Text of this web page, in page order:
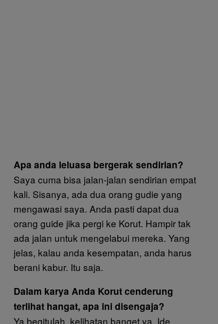
Apa anda leluasa bergerak sendirian?
Saya cuma bisa jalan-jalan sendirian empat
kali. Sisanya, ada dua orang gudie yang
mengawasi saya. Anda pasti dapat dua
orang guide jika pergi ke Korut. Hampir tak
ada jalan untuk mengelabui mereka. Yang
jelas, kalau anda kesempatan, anda harus
berani kabur. Itu saja.
Dalam karya Anda Korut cenderung
terlihat hangat, apa ini disengaja?
Ya begitulah, kelihatan banget ya. Ide